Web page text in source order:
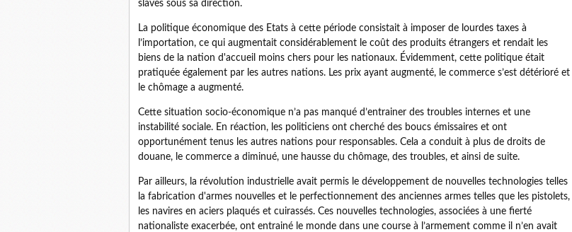
slaves sous sa direction.
La politique économique des Etats à cette période consistait à imposer de lourdes taxes à
l’importation, ce qui augmentait considérablement le coût des produits étrangers et rendait les
biens de la nation d'accueil moins chers pour les nationaux. Évidemment, cette politique était
pratiquée également par les autres nations. Les prix ayant augmenté, le commerce s’est détérioré et
le chômage a augmenté.
Cette situation socio-économique n’a pas manqué d’entrainer des troubles internes et une
instabilité sociale. En réaction, les politiciens ont cherché des boucs émissaires et ont
opportunément tenus les autres nations pour responsables. Cela a conduit à plus de droits de
douane, le commerce a diminué, une hausse du chômage, des troubles, et ainsi de suite.
Par ailleurs, la révolution industrielle avait permis le développement de nouvelles technologies telles
la fabrication d'armes nouvelles et le perfectionnement des anciennes armes telles que les pistolets,
les navires en aciers plaqués et cuirassés. Ces nouvelles technologies, associées à une fierté
nationaliste exacerbée, ont entrainé le monde dans une course à l’armement comme il n’en avait